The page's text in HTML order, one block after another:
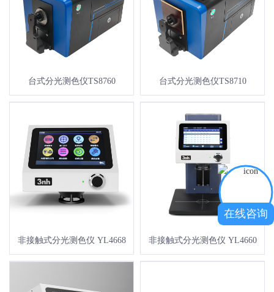
台式分光测色仪TS8760 台式分光测色仪TS8710
非接触式分光测色仪 YL4668 非接触式分光测色仪 YL4660
在线咨询